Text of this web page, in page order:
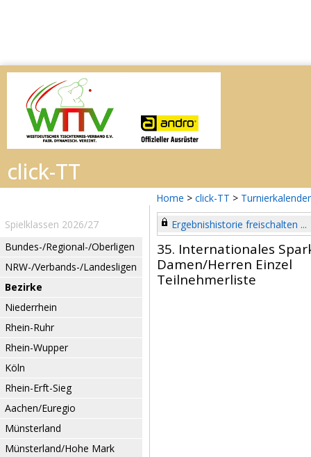
Home > click-TT > Turnierkalender
Spielklassen 2026/27
Bundes-/Regional-/Oberligen
NRW-/Verbands-/Landesligen
Bezirke
Niederrhein
Rhein-Ruhr
Rhein-Wupper
Köln
Rhein-Erft-Sieg
Aachen/Euregio
Münsterland
Münsterland/Hohe Mark
Ergebnishistorie freischalten ...
35. Internationales
Damen/Herren Einzel
Teilnehmerliste